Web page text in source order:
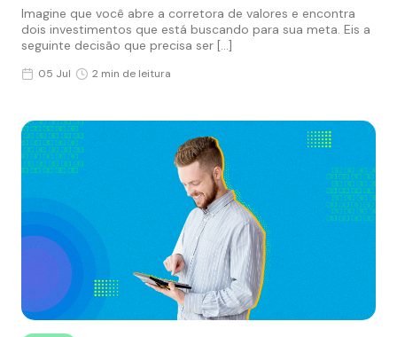
Imagine que você abre a corretora de valores e encontra
dois investimentos que está buscando para sua meta. Eis a
seguinte decisão que precisa ser […]
05 Jul 2 min de leitura